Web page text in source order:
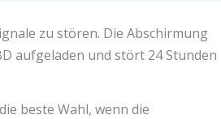
zu stören. Die Abschirmung
aufgeladen und stört 24 Stunden
beste Wahl, wenn die